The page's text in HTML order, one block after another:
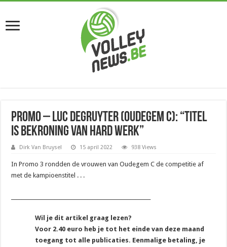
Promo – Luc Degruyter (Oudegem C): “Titel
is bekroning van hard werk”
Dirk Van Bruysel 15 april 2022 938 Views
In Promo 3 rondden de vrouwen van Oudegem C de competitie af
met de kampioenstitel . . .
Wil je dit artikel graag lezen?
Voor 2.40 euro heb je tot het einde van deze maand
toegang tot alle publicaties. Eenmalige betaling, je